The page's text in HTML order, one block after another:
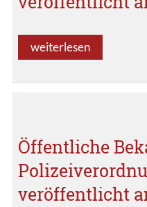
weiterlesen
Öffentliche
veröffentlicht